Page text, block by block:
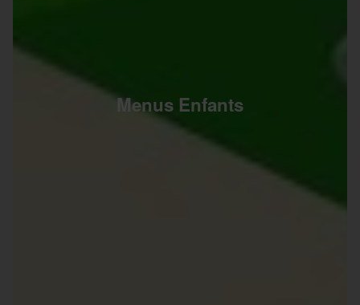
Menus Enfants